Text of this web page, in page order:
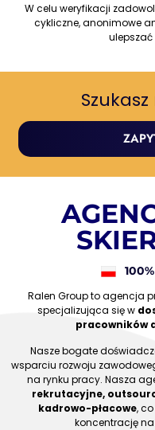
W celu weryfikacji
cykliczne, anonimowe
ulepszać
Ralen Group to agencja
specjalizująca się w
pracowników
Nasze bogate
wsparciu rozwoju
na rynku pracy. Nasza
rekrutacyjne,
kadrowo-płacowe,
koncentrację